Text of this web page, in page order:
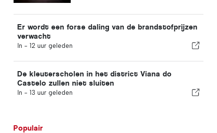
Er wordt een forse daling van de brandstofprijzen
verwacht
In - 12 uur geleden
De kleuterscholen in het district Viana do
Castelo zullen niet sluiten
In - 13 uur geleden
Populair